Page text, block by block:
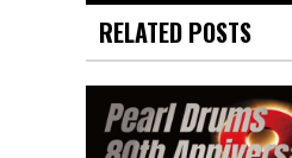
RELATED POSTS